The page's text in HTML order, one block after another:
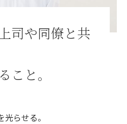
司や同僚と共
こと。
らせる。